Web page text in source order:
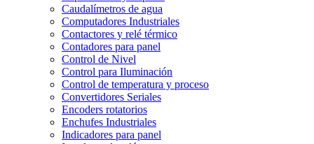
Caudalímetros de agua
Computadores Industriales
Contactores y relé térmico
Contadores para panel
Control de Nivel
Control para Iluminación
Control de temperatura y proceso
Convertidores Seriales
Encoders rotatorios
Enchufes Industriales
Indicadores para panel